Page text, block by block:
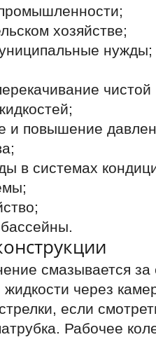
хозяйстве;
нужды;
и повышение
в системах
смазывается за
жидкости через
если
Рабочее